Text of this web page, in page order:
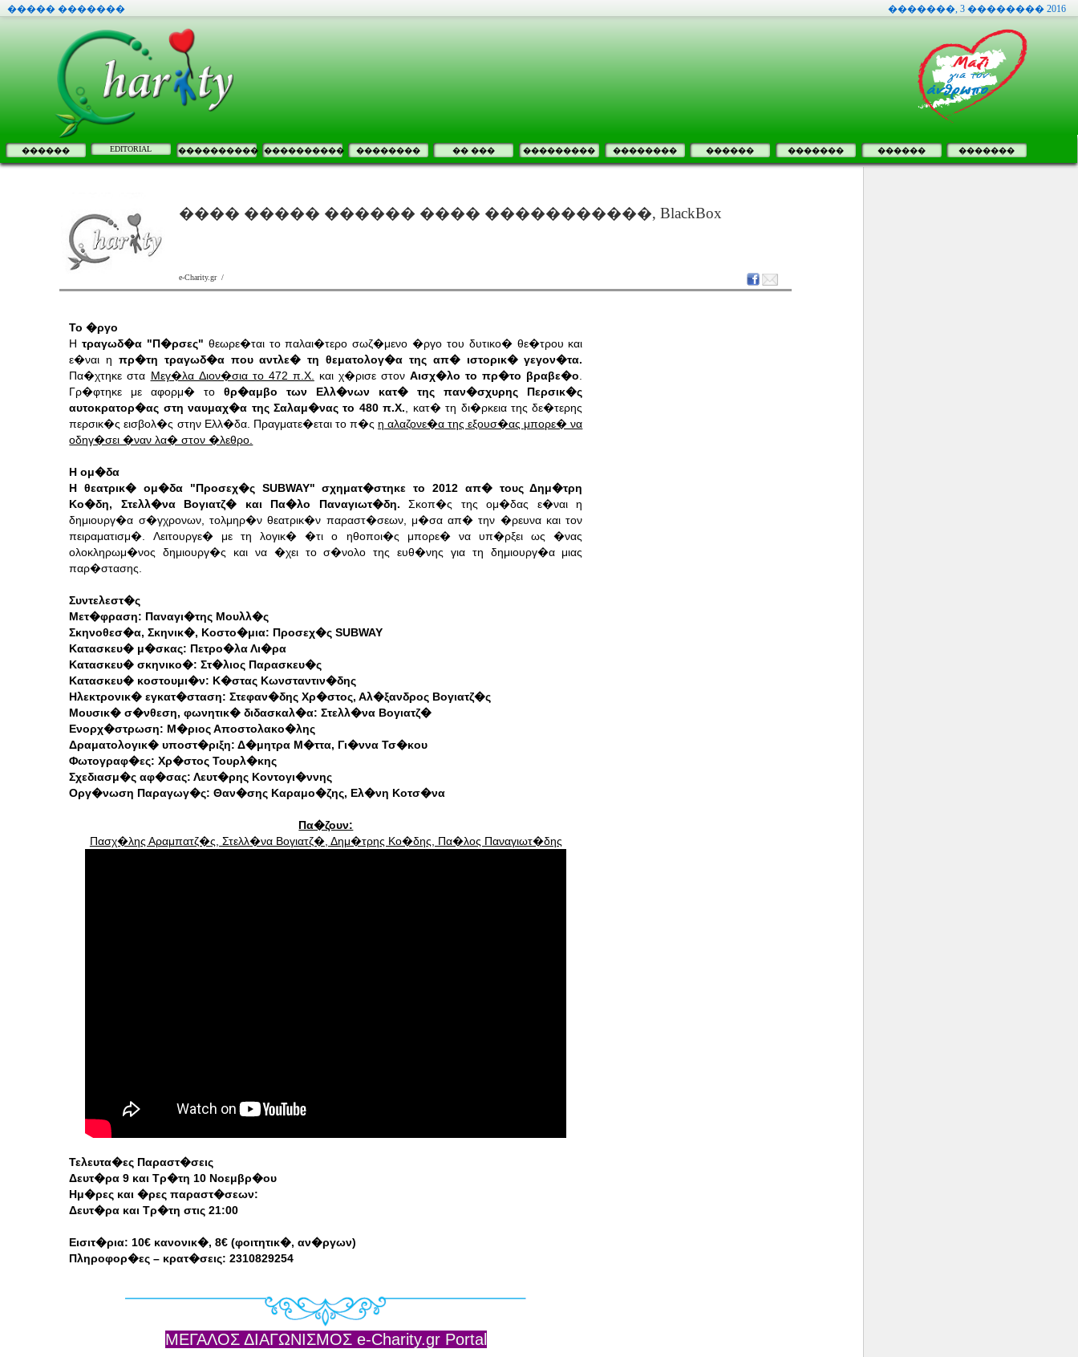
����� ������� �������, 3 �������� 2016
������ EDITORIAL ���������� ���������� �������� �� ��� ��������� �������� ������ ������� ������ �������
���� ����� ������ ���� �����������, BlackBox
e-Charity.gr /
Το �ργο
Ητραγωδ�α "Π�ρσες" θεωρε�ται το παλαι�τερο σωζ�μενο �ργο του δυτικο� θε�τρου και
ε�ναι ηπρ�τη τραγωδ�α που αντλε� τη θεματολογ�α της απ� ιστορικ� γεγον�τα.
Πα�χτηκε στα Μεγ�λα Διον�σια το 472 π.Χ. και χ�ρισε στονΑισχ�λο το πρ�το βραβε�ο
Γρ�φτηκε με αφορμ� τοθρ�αμβο των Ελλ�νων κατ� της παν�σχυρης Περσικ�ς
αυτοκρατορ�ας στη ναυμαχ�α της Σαλαμ�νας το 480 π.Χ. , κατ� τη δι�ρκεια της δε�τερης
περσικ�ς εισβολ�ς στην Ελλ�δα. Πραγματε�εται το π�ς η αλαζονε�α της εξουσ�ας μπορε� να
οδηγ�σει �ναν λα� στον �λεθρο.
Η ομ�δα
Η θεατρικ� ομ�δα "Προσεχ�ς SUBWAY" σχηματ�στηκε το 2012 απ� τους Δημ�τρη
Κο�δη, Στελλ�να Βογιατζ� και Πα�λο Παναγιωτ�δη. Σκοπ�ς της ομ�δας ε�ναι η
δημιουργ�α σ�γχρονων, τολμηρ�ν θεατρικ�ν παραστ�σεων, μ�σα απ� την �ρευνα και τον
πειραματισμ�. Λειτουργε� με τη λογικ� �τι ο ηθοποι�ς μπορε� να υπ�ρξει ως �νας
ολοκληρωμ�νος δημιουργ�ς και να �χει το σ�νολο της ευθ�νης για τη δημιουργ�α μιας
παρ�στασης.
Συντελεστ�ς
Μετ�φραση: Παναγι�της Μουλλ�ς
Σκηνοθεσ�α, Σκηνικ�, Κοστο�μια: Προσεχ�ς SUBWAY
Κατασκευ� μ�σκας: Πετρο�λα Λι�ρα
Κατασκευ� σκηνικο�: Στ�λιος Παρασκευ�ς
Κατασκευ� κοστουμι�ν: Κ�στας Κωνσταντιν�δης
Ηλεκτρονικ� εγκατ�σταση: Στεφαν�δης Χρ�στος, Αλ�ξανδρος Βογιατζ�ς
Μουσικ� σ�νθεση, φωνητικ� διδασκαλ�α: Στελλ�να Βογιατζ�
Ενορχ�στρωση: Μ�ριος Αποστολακο�λης
Δραματολογικ� υποστ�ριξη: Δ�μητρα Μ�ττα, Γι�ννα Τσ�κου
Φωτογραφ�ες: Χρ�στος Τουρλ�κης
Σχεδιασμ�ς αφ�σας: Λευτ�ρης Κοντογι�ννης
Οργ�νωση Παραγωγ�ς: Θαν�σης Καραμο�ζης, Ελ�νη Κοτσ�να
Πα�ζουν:
Πασχ�λης Αραμπατζ�ς, Στελλ�να Βογιατζ�, Δημ�τρης Κο�δης, Πα�λος Παναγιωτ�δης
Τελευτα�ες Παραστ�σεις
Δευτ�ρα 9 και Τρ�τη 10 Νοεμβρ�ου
Ημ�ρες και �ρες παραστ�σεων:
Δευτ�ρα και Τρ�τη στις 21:00
Εισιτ�ρια: 10€ κανονικ�, 8€ (φοιτητικ�, αν�ργων)
Πληροφορ�ες – κρατ�σεις: 2310829254
ΜΕΓΑΛΟΣ ΔΙΑΓΩΝΙΣΜΟΣ e-Charity.gr Portal